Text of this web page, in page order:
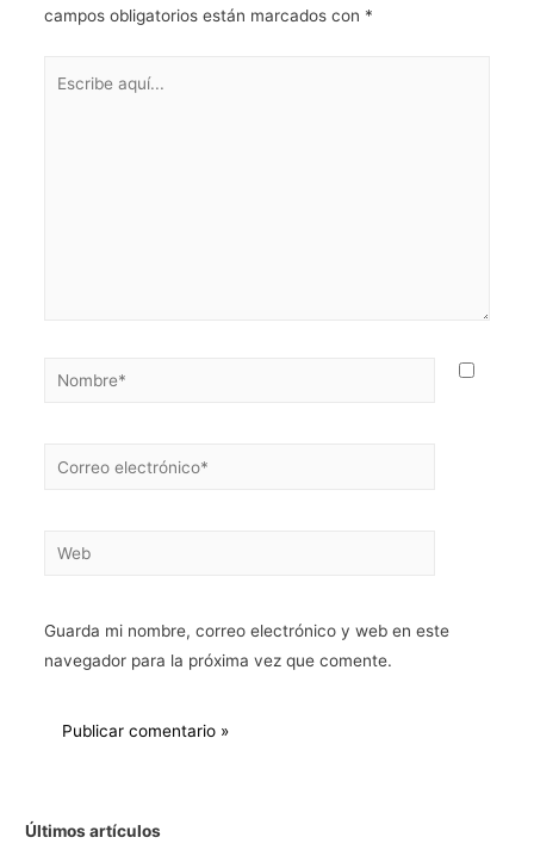
campos obligatorios están marcados con *
Guarda mi nombre, correo electrónico y web en este
navegador para la próxima vez que comente.
Últimos artículos